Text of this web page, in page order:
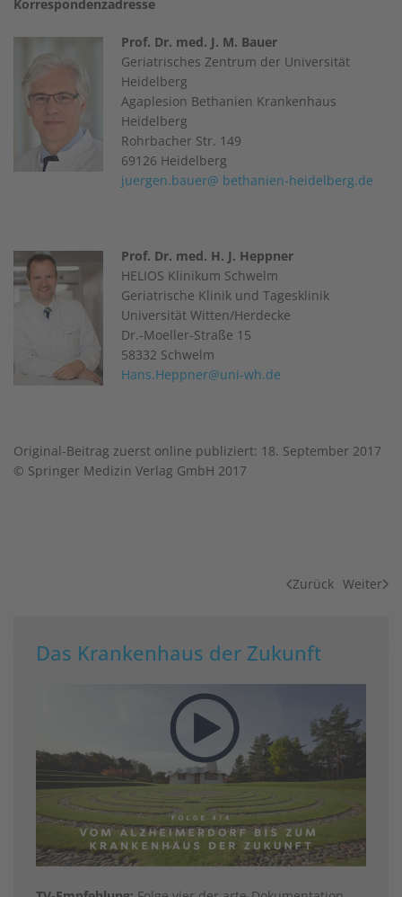
Korrespondenzadresse
Prof. Dr. med. J. M. Bauer
Geriatrisches Zentrum der Universität
Heidelberg
Agaplesion Bethanien Krankenhaus
Heidelberg
Rohrbacher Str. 149
69126 Heidelberg
juergen.bauer@ bethanien-heidelberg.de
Prof. Dr. med. H. J. Heppner
HELIOS Klinikum Schwelm
Geriatrische Klinik und Tagesklinik
Universität Witten/Herdecke
Dr.-Moeller-Straße 15
58332 Schwelm
Hans.Heppner@uni-wh.de
Original-Beitrag zuerst online publiziert: 18. September 2017
© Springer Medizin Verlag GmbH 2017
Zurück Weiter
Das Krankenhaus der Zukunft